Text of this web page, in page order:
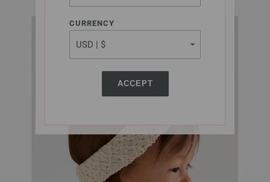
of America
CURRENCY
ACCEPT